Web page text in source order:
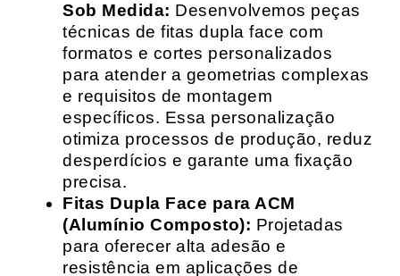
Sob Medida: Desenvolvemos peças
técnicas de fitas dupla face com
formatos e cortes personalizados
para atender a geometrias complexas
e requisitos de montagem
específicos. Essa personalização
otimiza processos de produção, reduz
desperdícios e garante uma fixação
precisa.
Fitas Dupla Face para ACM
(Alumínio Composto): Projetadas
para oferecer alta adesão e
resistência em aplicações de